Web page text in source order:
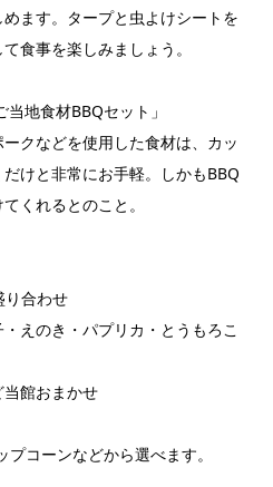
ます。タープと虫よけシートを
食事を楽しみましょう。
地食材BBQセット」
クなどを使用した食材は、カッ
けと非常にお手軽。しかもBBQ
くれるとのこと。
り合わせ
えのき・パプリカ・とうもろこ
当館おまかせ
コーンなどから選べます。